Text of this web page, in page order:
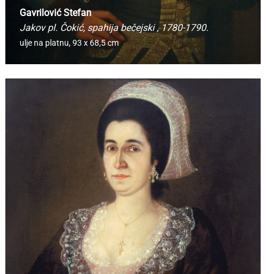
Gavrilović Stefan
Jakov pl. Čokić, spahija bečejski, 1780-1790.
ulje na platnu,93 x 68,5 cm